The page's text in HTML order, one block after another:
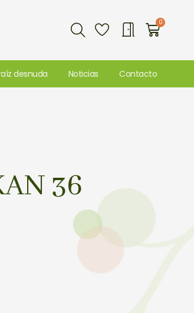
Buscar 0
desnuda Noticias Contacto
36